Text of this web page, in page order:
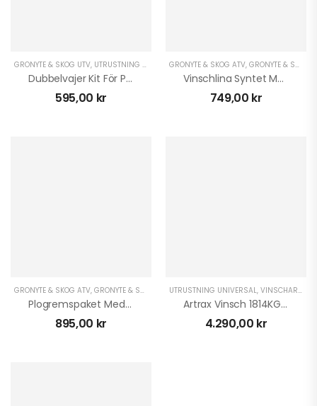
625 TOURING EFI EPS
4X4
93.900,00
97.900,00
GRÖNYTE & SKOG UTV, UTRUSTNING UNIVERSAL ,VINSCHAR ATV,VINSCHAR UTV,
Dubbelvajer Kit För Plogning
595,00 kr
GRÖNYTE & SKOG ATV, GRÖNYTE & SKOG UTV
Vinschlina Syntet Med Krok 5 Ton
749,00 kr
GRÖNYTE & SKOG ATV, GRÖNYTE & SKOG UTV ,UTRUSTNING UNIVERSAL,VINSCHAR
Plogremspaket Med Vajerstyrning
895,00 kr
UTRUSTNING UNIVERSAL, VINSCHAR ATV
Artrax Vinsch 1814KG Nylonwire
4.290,00 kr